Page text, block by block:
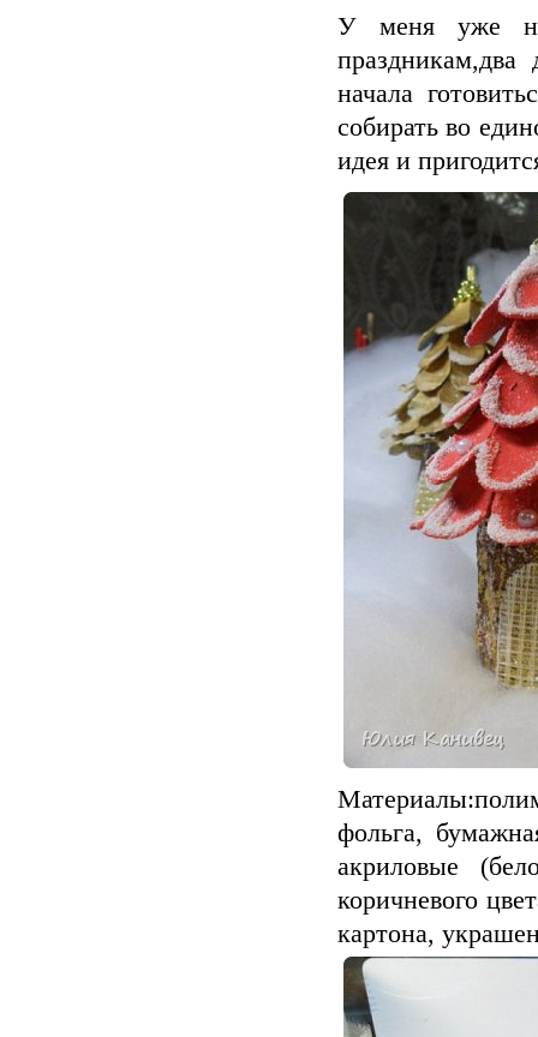
У меня уже
начала
собирать во
идея и
фольга,
акриловые
коричневого
картона,